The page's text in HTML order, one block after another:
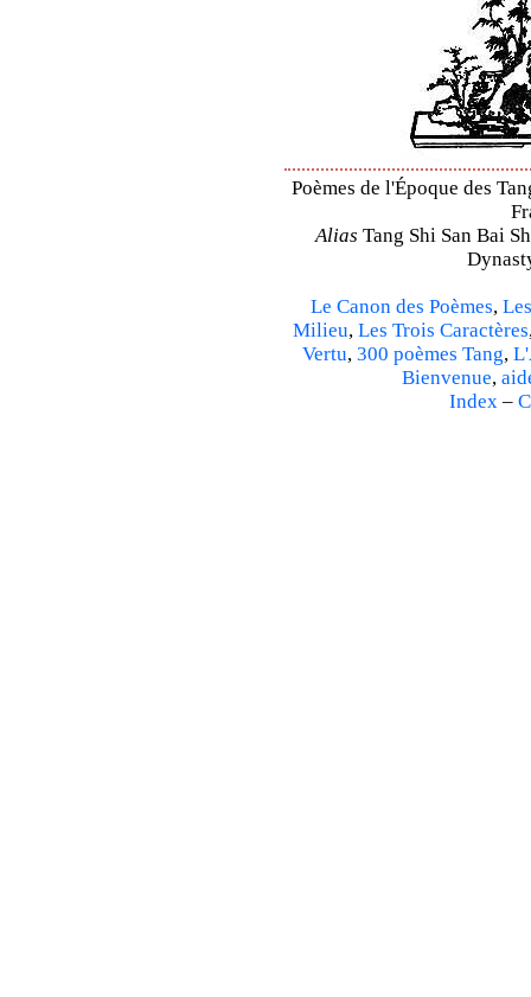
Poèmes de l'Époque des
Alias Tang Shi San Bai
Le Canon des Poèmes,
Milieu, Les Trois Caractères
Vertu, 300 poèmes Tang,
Bienvenue,
Index–